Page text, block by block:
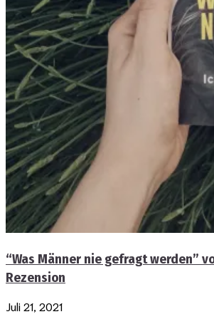
“Was Männer nie gefragt werden”
Rezension
Juli 21, 2021